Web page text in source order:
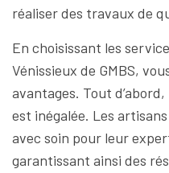
réaliser des travaux de
En choisissant les
Vénissieux de GMBS,
avantages. Tout
est inégalée. Les
avec soin pour leur
garantissant ainsi des